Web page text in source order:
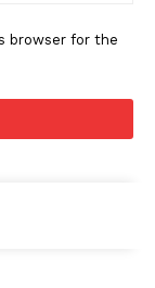
browser for the